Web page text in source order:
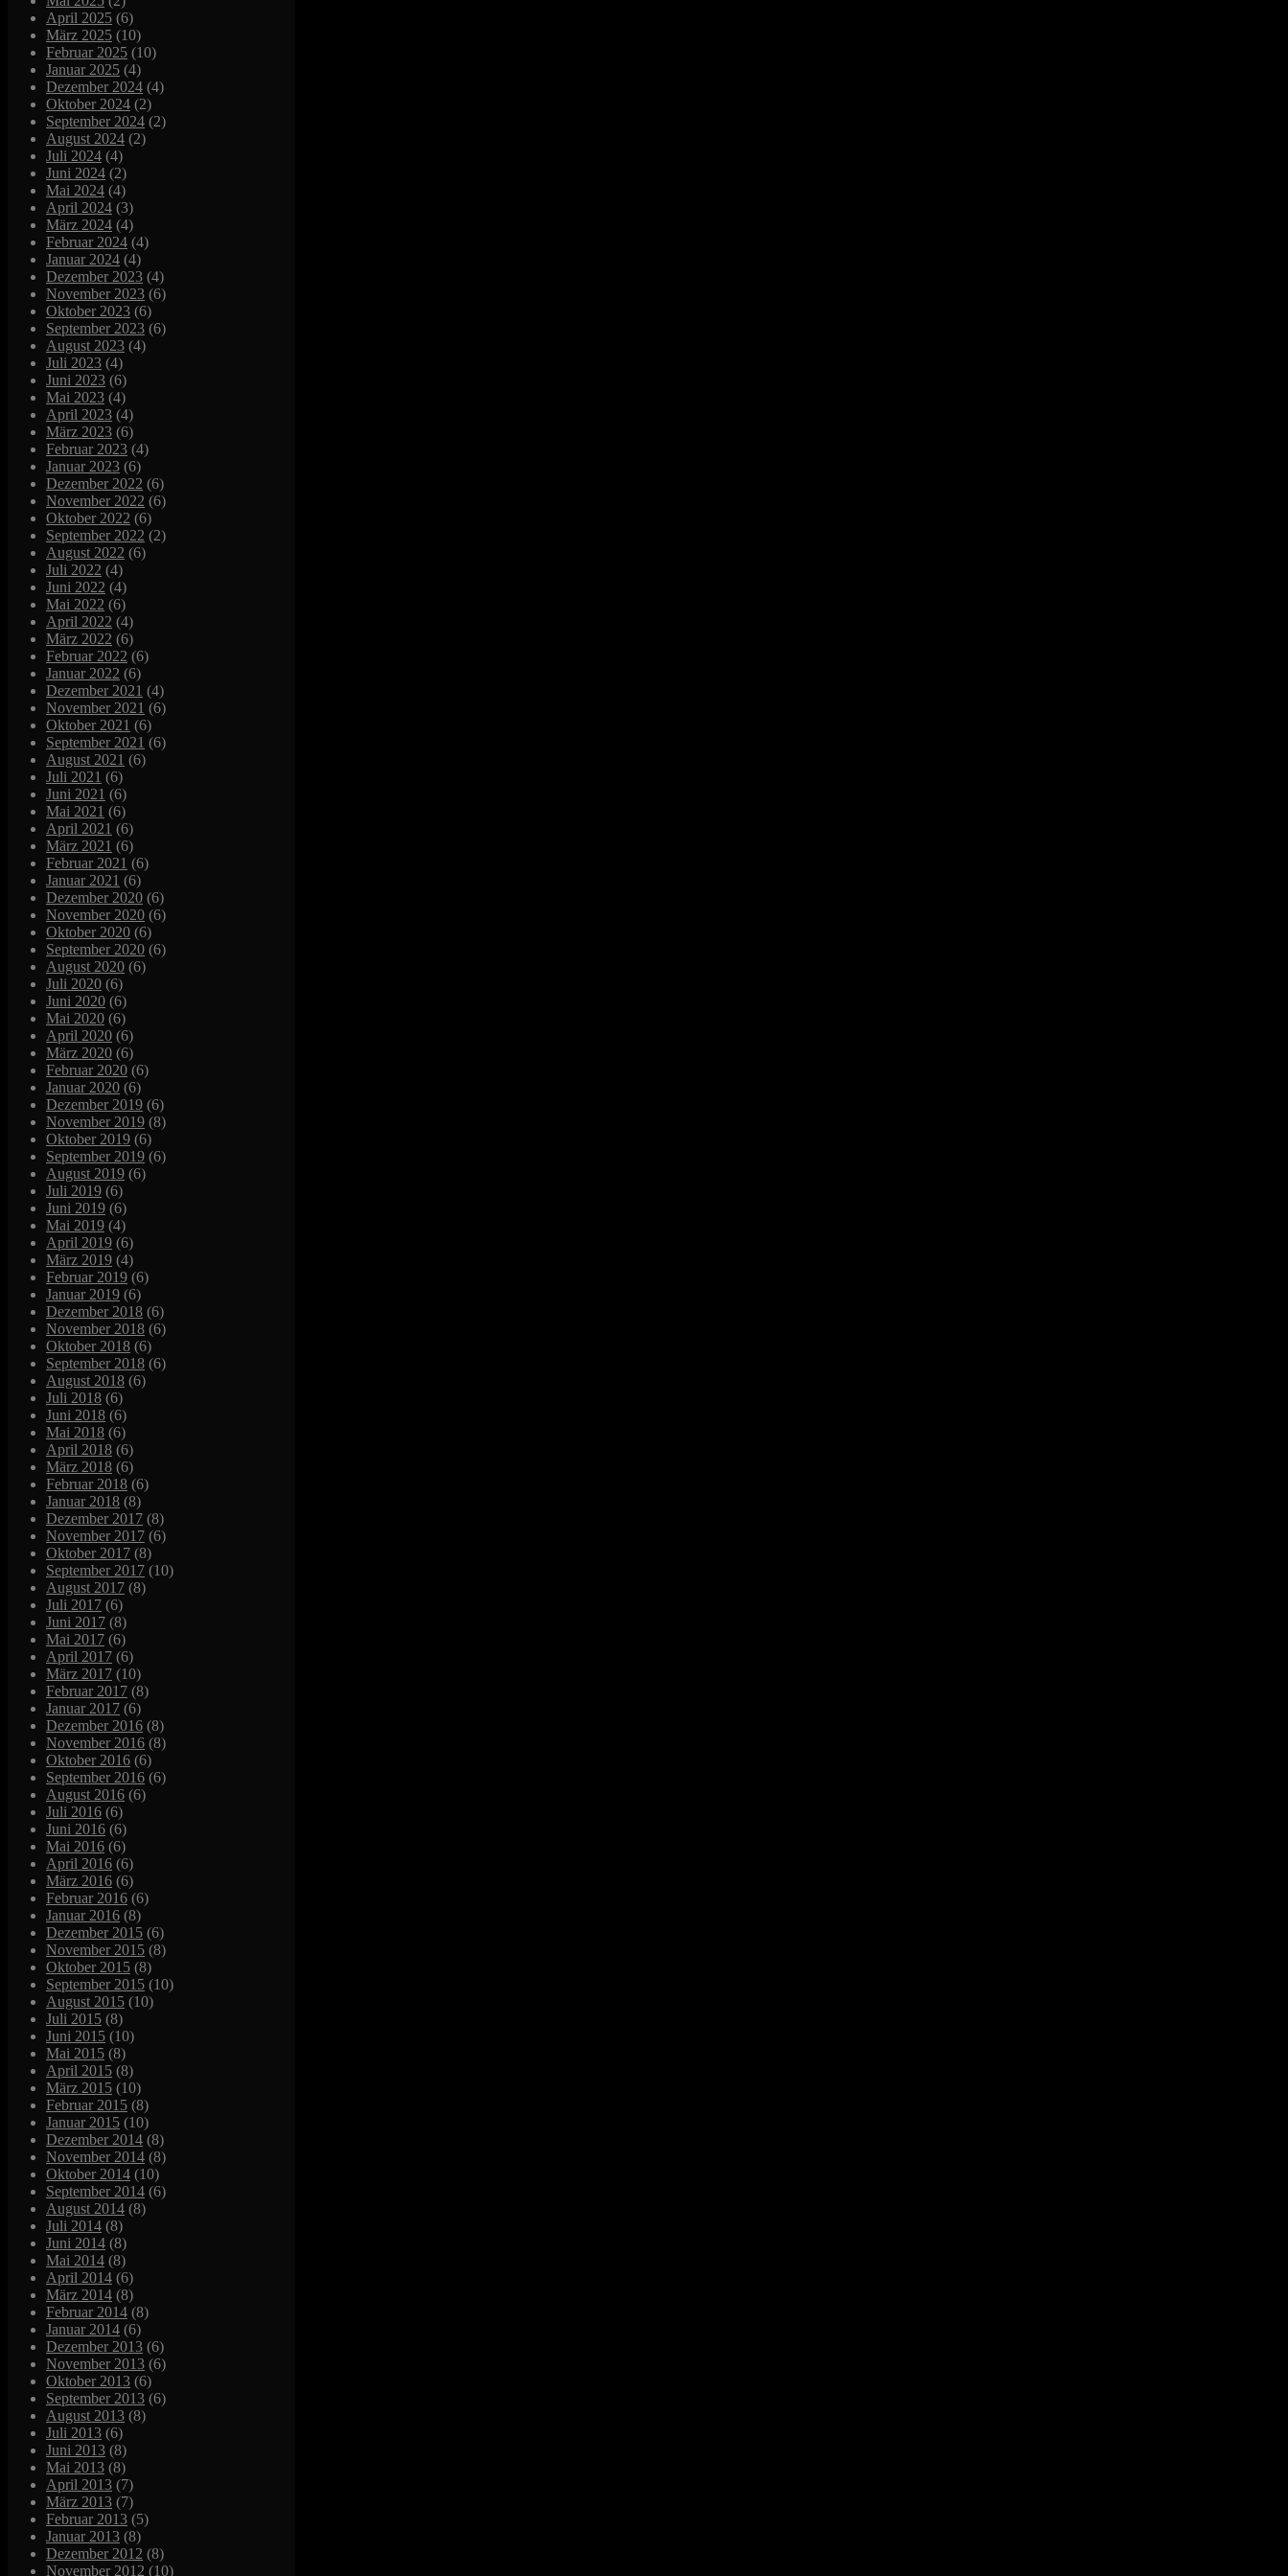
April 2025 (6)
März 2025 (10)
Februar 2025 (10)
Januar 2025 (4)
Dezember 2024 (4)
Oktober 2024 (2)
September 2024 (2)
August 2024 (2)
Juli 2024 (4)
Juni 2024 (2)
Mai 2024 (4)
April 2024 (3)
März 2024 (4)
Februar 2024 (4)
Januar 2024 (4)
Dezember 2023 (4)
November 2023 (6)
Oktober 2023 (6)
September 2023 (6)
August 2023 (4)
Juli 2023 (4)
Juni 2023 (6)
Mai 2023 (4)
April 2023 (4)
März 2023 (6)
Februar 2023 (4)
Januar 2023 (6)
Dezember 2022 (6)
November 2022 (6)
Oktober 2022 (6)
September 2022 (2)
August 2022 (6)
Juli 2022 (4)
Juni 2022 (4)
Mai 2022 (6)
April 2022 (4)
März 2022 (6)
Februar 2022 (6)
Januar 2022 (6)
Dezember 2021 (4)
November 2021 (6)
Oktober 2021 (6)
September 2021 (6)
August 2021 (6)
Juli 2021 (6)
Juni 2021 (6)
Mai 2021 (6)
April 2021 (6)
März 2021 (6)
Februar 2021 (6)
Januar 2021 (6)
Dezember 2020 (6)
November 2020 (6)
Oktober 2020 (6)
September 2020 (6)
August 2020 (6)
Juli 2020 (6)
Juni 2020 (6)
Mai 2020 (6)
April 2020 (6)
März 2020 (6)
Februar 2020 (6)
Januar 2020 (6)
Dezember 2019 (6)
November 2019 (8)
Oktober 2019 (6)
September 2019 (6)
August 2019 (6)
Juli 2019 (6)
Juni 2019 (6)
Mai 2019 (4)
April 2019 (6)
März 2019 (4)
Februar 2019 (6)
Januar 2019 (6)
Dezember 2018 (6)
November 2018 (6)
Oktober 2018 (6)
September 2018 (6)
August 2018 (6)
Juli 2018 (6)
Juni 2018 (6)
Mai 2018 (6)
April 2018 (6)
März 2018 (6)
Februar 2018 (6)
Januar 2018 (8)
Dezember 2017 (8)
November 2017 (6)
Oktober 2017 (8)
September 2017 (10)
August 2017 (8)
Juli 2017 (6)
Juni 2017 (8)
Mai 2017 (6)
April 2017 (6)
März 2017 (10)
Februar 2017 (8)
Januar 2017 (6)
Dezember 2016 (8)
November 2016 (8)
Oktober 2016 (6)
September 2016 (6)
August 2016 (6)
Juli 2016 (6)
Juni 2016 (6)
Mai 2016 (6)
April 2016 (6)
März 2016 (6)
Februar 2016 (6)
Januar 2016 (8)
Dezember 2015 (6)
November 2015 (8)
Oktober 2015 (8)
September 2015 (10)
August 2015 (10)
Juli 2015 (8)
Juni 2015 (10)
Mai 2015 (8)
April 2015 (8)
März 2015 (10)
Februar 2015 (8)
Januar 2015 (10)
Dezember 2014 (8)
November 2014 (8)
Oktober 2014 (10)
September 2014 (6)
August 2014 (8)
Juli 2014 (8)
Juni 2014 (8)
Mai 2014 (8)
April 2014 (6)
März 2014 (8)
Februar 2014 (8)
Januar 2014 (6)
Dezember 2013 (6)
November 2013 (6)
Oktober 2013 (6)
September 2013 (6)
August 2013 (8)
Juli 2013 (6)
Juni 2013 (8)
Mai 2013 (8)
April 2013 (7)
März 2013 (7)
Februar 2013 (5)
Januar 2013 (8)
Dezember 2012 (8)
November 2012 (10)